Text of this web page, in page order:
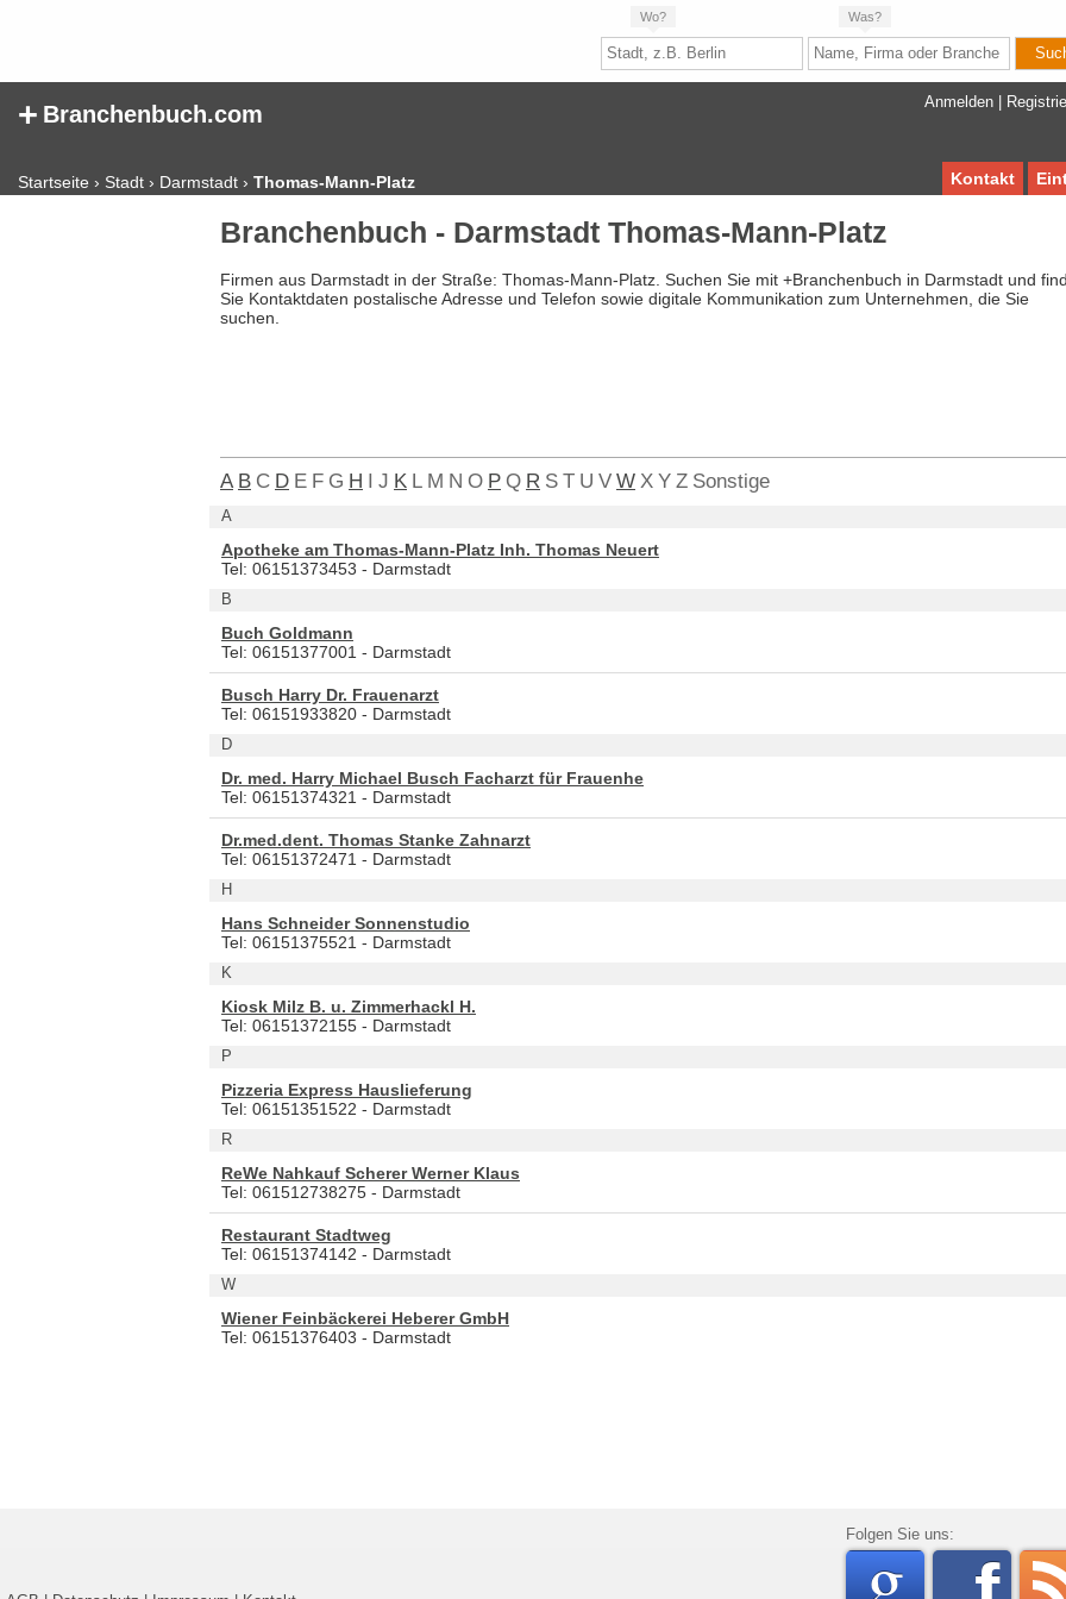
Wo? Was?
Anmelden
+ Branchenbuch.com
Startseite › Stadt › Darmstadt › Thomas-Mann-Platz Kontakt
Branchenbuch - Darmstadt Thomas-Mann-Platz
Firmen aus Darmstadt in der Straße: Thomas-Mann-Platz. Suchen Sie mit +Branchenbuch in Darmstadt und
Sie Kontaktdaten postalische Adresse und Telefon sowie digitale Kommunikation zum Unternehmen, die Sie
suchen.
A B C D E F G H I J K L M N O P Q R S T U V W X Y Z Sonstige
A
Apotheke am Thomas-Mann-Platz Inh. Thomas Neuert
Tel: 06151373453 - Darmstadt
B
Buch Goldmann
Tel: 06151377001 - Darmstadt
Busch Harry Dr. Frauenarzt
Tel: 06151933820 - Darmstadt
D
Dr. med. Harry Michael Busch Facharzt für Frauenhe
Tel: 06151374321 - Darmstadt
Dr.med.dent. Thomas Stanke Zahnarzt
Tel: 06151372471 - Darmstadt
H
Hans Schneider Sonnenstudio
Tel: 06151375521 - Darmstadt
K
Kiosk Milz B. u. Zimmerhackl H.
Tel: 06151372155 - Darmstadt
P
Pizzeria Express Hauslieferung
Tel: 06151351522 - Darmstadt
R
ReWe Nahkauf Scherer Werner Klaus
Tel: 061512738275 - Darmstadt
Restaurant Stadtweg
Tel: 06151374142 - Darmstadt
W
Wiener Feinbäckerei Heberer GmbH
Tel: 06151376403 - Darmstadt
Folgen Sie uns: